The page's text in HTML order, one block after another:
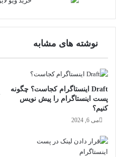
نوشته های مشابه
Draft اینستاگرام کجاست؟ چگونه
پست اینستاگرام را پیش نویس
کنیم؟
می 6, 2024